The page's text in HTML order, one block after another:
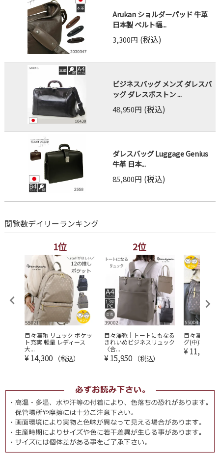
Arukan ショルダーパッド 牛革
日本製 ベルト幅...
3,300円 (税込)
ビジネスバッグ メンズ ダレスバ
ッグ ダレスボストン ...
48,950円 (税込)
ダレスバッグ Luggage Genius
牛革 日本...
85,800円 (税込)
閲覧数デイリーランキング
1位
目々澤鞄 リュック ポケッ
ト充実 軽量 レディース
大...
¥ 14,300 （税込）
2位
目々澤鞄｜トートにもなる
きれいめビジネスリュック
〈合...
¥ 15,950 （税込）
目々澤鞄 シ
グ(中)軽量
¥ 11,550